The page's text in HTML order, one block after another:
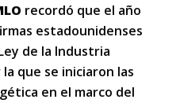
recordó que el año
estadounidenses
de la Industria
que se iniciaron las
en el marco del